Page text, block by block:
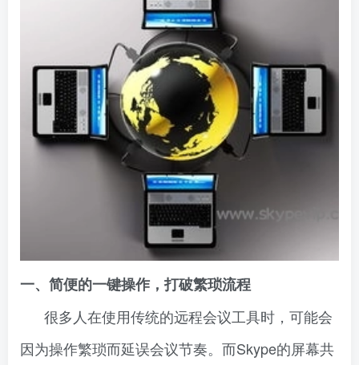
一、简便的一键操作，打破繁琐流程
很多人在使用传统的远程会议工具时，可能会
因为操作繁琐而延误会议节奏。而Skype的屏幕共